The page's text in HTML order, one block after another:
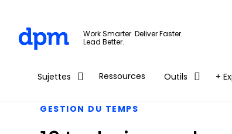
Skip to main content
Work Smarter. Deliver Faster.
Lead Better.
Sujettes Ressources Outils +
GESTION DU TEMPS